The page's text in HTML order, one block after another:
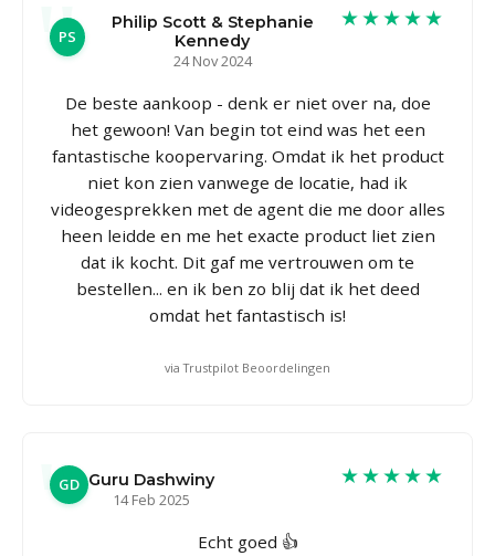
PS
Philip Scott & Stephanie
Kennedy
24 Nov 2024
★★★★★
De beste aankoop - denk er niet over na, doe
het gewoon! Van begin tot eind was het een
fantastische koopervaring. Omdat ik het product
niet kon zien vanwege de locatie, had ik
videogesprekken met de agent die me door alles
heen leidde en me het exacte product liet zien
dat ik kocht. Dit gaf me vertrouwen om te
bestellen... en ik ben zo blij dat ik het deed
omdat het fantastisch is!
via Trustpilot Beoordelingen
GD Guru Dashwiny
14 Feb 2025
★★★★★
Echt goed 👍